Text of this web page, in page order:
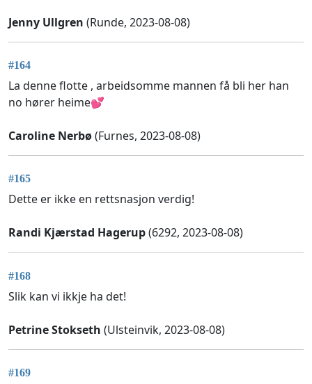
Jenny Ullgren (Runde, 2023-08-08)
#164
La denne flotte , arbeidsomme mannen få bli her han
no hører heime💕
Caroline Nerbø(Furnes, 2023-08-08)
#165
Dette er ikke en rettsnasjon verdig!
Randi Kjærstad Hagerup(6292, 2023-08-08)
#168
Slik kan vi ikkje ha det!
Petrine Stokseth (Ulsteinvik, 2023-08-08)
#169